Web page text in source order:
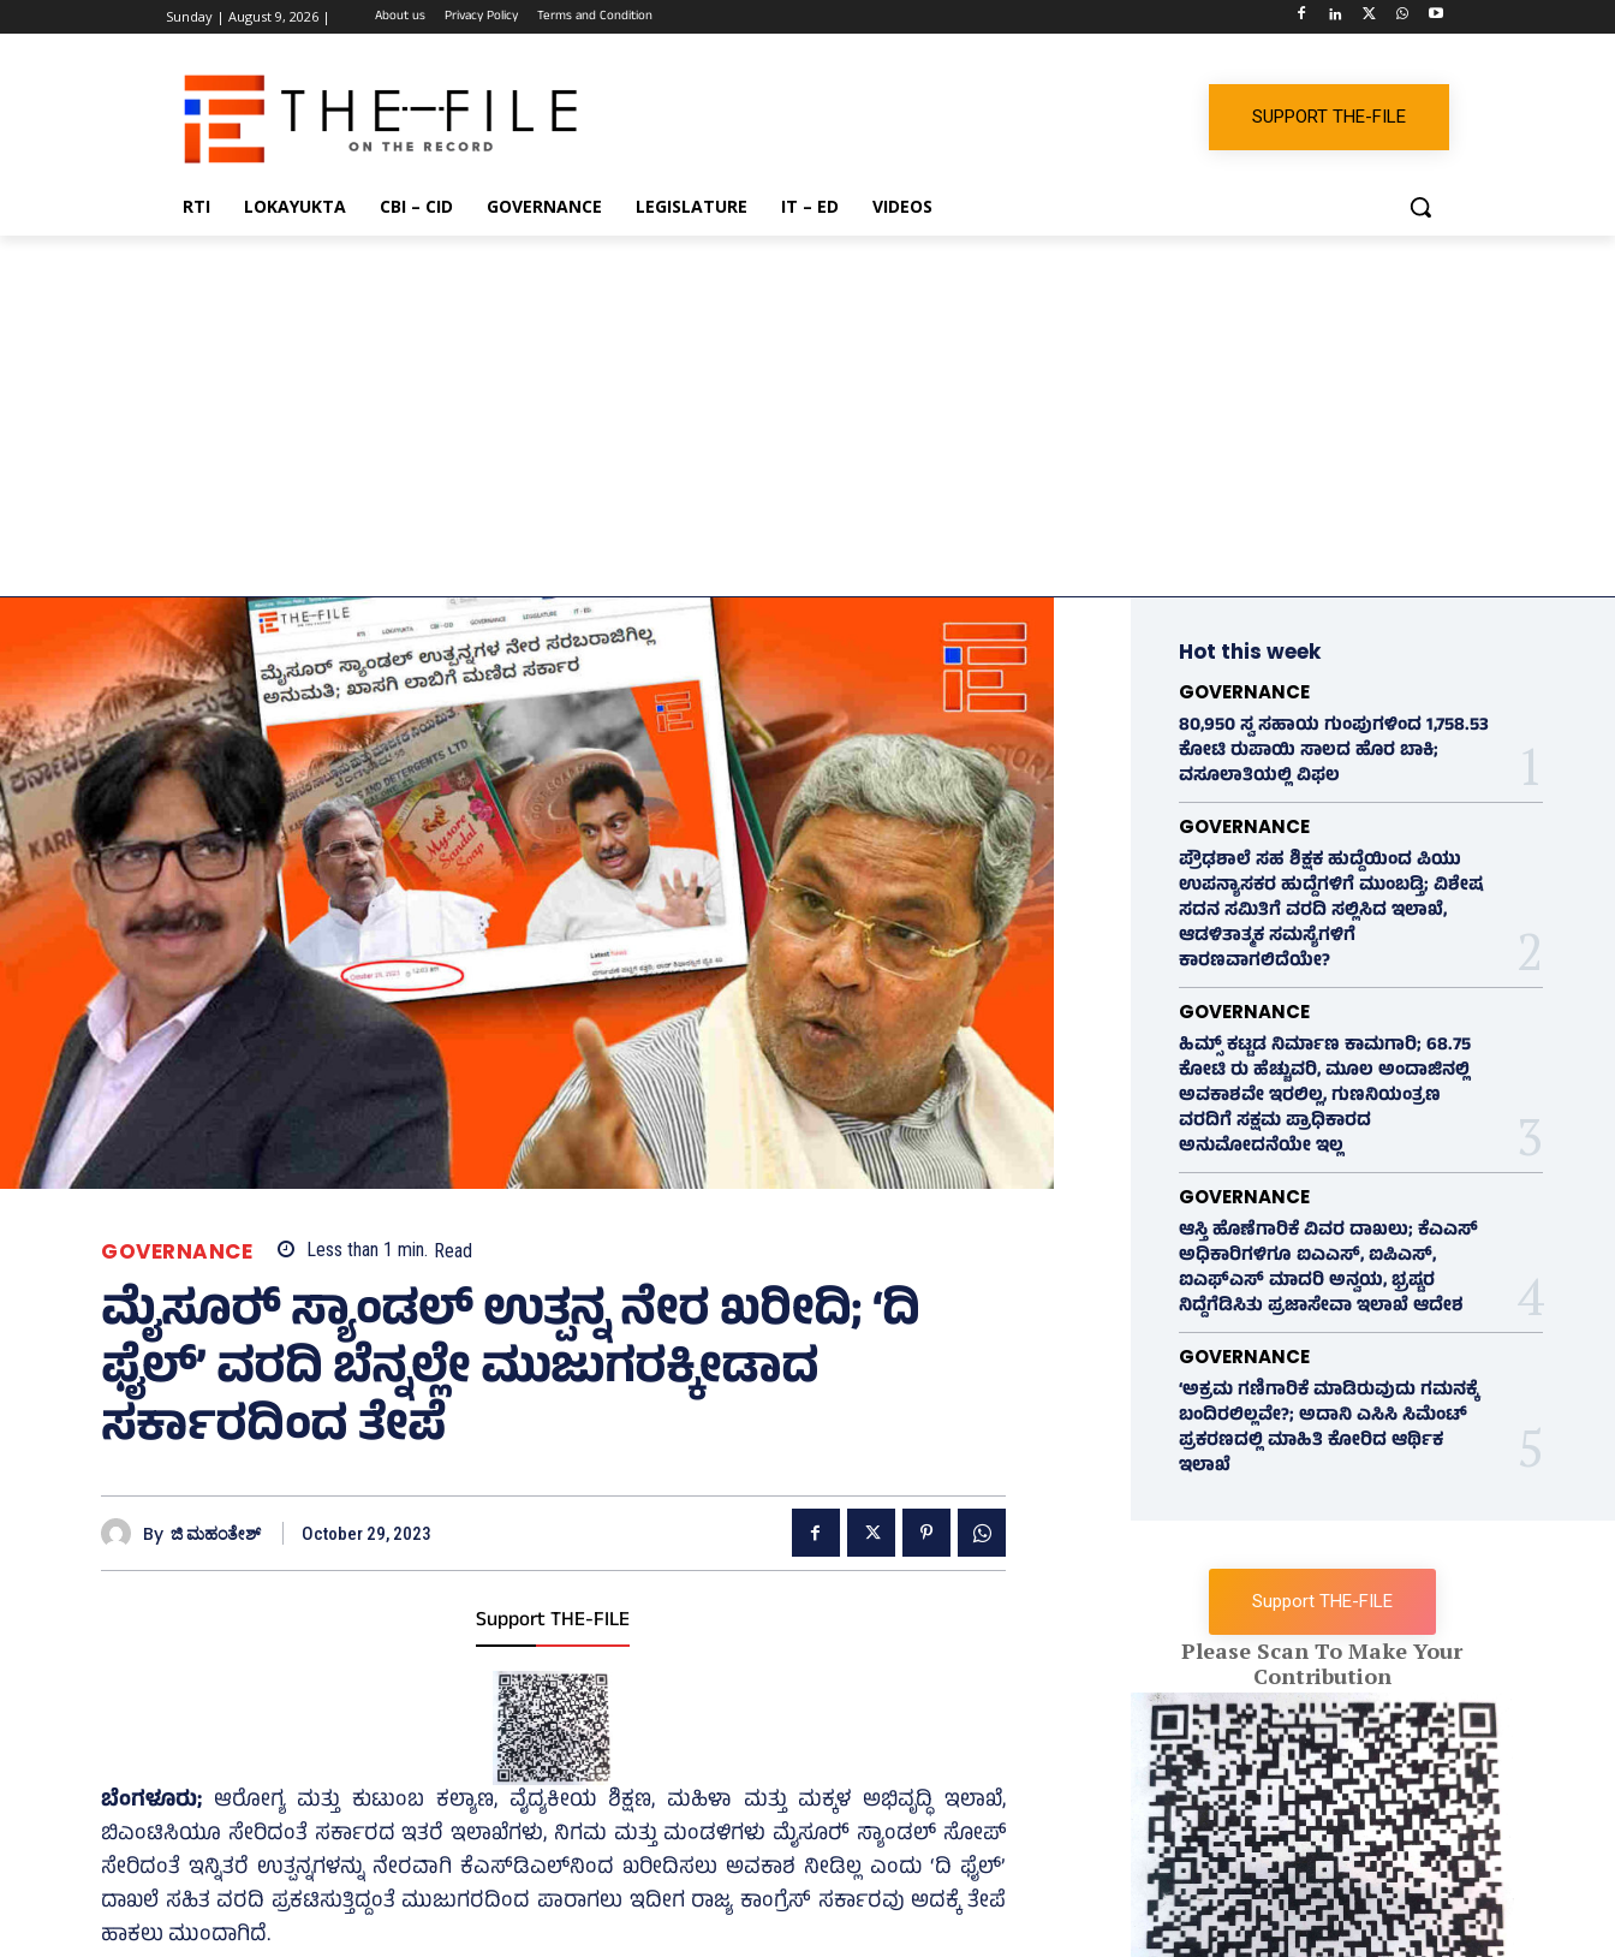
Sunday | August 9, 2026 | About us Privacy Policy Terms and Condition
SUPPORT THE-FILE
RTI LOKAYUKTA CBI – CID GOVERNANCE LEGISLATURE IT – ED VIDEOS
GOVERNANCE Less than 1 min. Read
ಮೈಸೂರ್‍‌ ಸ್ಯಾಂಡಲ್‌ ಉತ್ಪನ್ನ ನೇರ ಖರೀದಿ; ‘ದಿ
ಫೈಲ್‌’ ವರದಿ ಬೆನ್ನಲ್ಲೇ ಮುಜುಗರಕ್ಕೀಡಾದ
ಸರ್ಕಾರದಿಂದ ತೇಪೆ
By ಜಿ ಮಹಂತೇಶ್ October 29, 2023
Support THE-FILE
ಬೆಂಗಳೂರು; ಆರೋಗ್ಯ ಮತ್ತು ಕುಟುಂಬ ಕಲ್ಯಾಣ, ವೈದ್ಯಕೀಯ ಶಿಕ್ಷಣ, ಮಹಿಳಾ ಮತ್ತು ಮಕ್ಕಳ ಅಭಿವೃದ್ಧಿ ಇಲಾಖೆ,
ಬಿಎಂಟಿಸಿಯೂ ಸೇರಿದಂತೆ ಸರ್ಕಾರದ ಇತರೆ ಇಲಾಖೆಗಳು, ನಿಗಮ ಮತ್ತು ಮಂಡಳಿಗಳು ಮೈಸೂರ್‍‌ ಸ್ಯಾಂಡಲ್‌ ಸೋಪ್‌
ಸೇರಿದಂತೆ ಇನ್ನಿತರೆ ಉತ್ಪನ್ನಗಳನ್ನು ನೇರವಾಗಿ ಕೆಎಸ್‌ಡಿಎಲ್‌ನಿಂದ ಖರೀದಿಸಲು ಅವಕಾಶ ನೀಡಿಲ್ಲ ಎಂದು ‘ದಿ ಫೈಲ್‌’
ದಾಖಲೆ ಸಹಿತ ವರದಿ ಪ್ರಕಟಿಸುತ್ತಿದ್ದಂತೆ ಮುಜುಗರದಿಂದ ಪಾರಾಗಲು ಇದೀಗ ರಾಜ್ಯ ಕಾಂಗ್ರೆಸ್‌ ಸರ್ಕಾರವು ಅದಕ್ಕೆ ತೇಪೆ
ಹಾಕಲು ಮುಂದಾಗಿದೆ.
Hot this week
GOVERNANCE
80,950 ಸ್ವ ಸಹಾಯ ಗುಂಪುಗಳಿಂದ 1,758.53
ಕೋಟಿ ರುಪಾಯಿ ಸಾಲದ ಹೊರ ಬಾಕಿ;
ವಸೂಲಾತಿಯಲ್ಲಿ ವಿಫಲ
GOVERNANCE
ಪ್ರೌಢಶಾಲೆ ಸಹ ಶಿಕ್ಷಕ ಹುದ್ದೆಯಿಂದ ಪಿಯು
ಉಪನ್ಯಾಸಕರ ಹುದ್ದೆಗಳಿಗೆ ಮುಂಬಡ್ತಿ; ವಿಶೇಷ
ಸದನ ಸಮಿತಿಗೆ ವರದಿ ಸಲ್ಲಿಸಿದ ಇಲಾಖೆ,
ಆಡಳಿತಾತ್ಮಕ ಸಮಸ್ಯೆಗಳಿಗೆ
ಕಾರಣವಾಗಲಿದೆಯೇ?
GOVERNANCE
ಹಿಮ್ಸ್‌ ಕಟ್ಟಡ ನಿರ್ಮಾಣ ಕಾಮಗಾರಿ; 68.75
ಕೋಟಿ ರು ಹೆಚ್ಚುವರಿ, ಮೂಲ ಅಂದಾಜಿನಲ್ಲಿ
ಅವಕಾಶವೇ ಇರಲಿಲ್ಲ, ಗುಣನಿಯಂತ್ರಣ
ವರದಿಗೆ ಸಕ್ಷಮ ಪ್ರಾಧಿಕಾರದ
ಅನುಮೋದನೆಯೇ ಇಲ್ಲ
GOVERNANCE
ಆಸ್ತಿ ಹೊಣೆಗಾರಿಕೆ ವಿವರ ದಾಖಲು; ಕೆಎಎಸ್
ಅಧಿಕಾರಿಗಳಿಗೂ ಐಎಎಸ್‌, ಐಪಿಎಸ್‌,
ಐಎಫ್‌ಎಸ್‌ ಮಾದರಿ ಅನ್ವಯ, ಭ್ರಷ್ಟರ
ನಿದ್ದೆಗೆಡಿಸಿತು ಪ್ರಜಾಸೇವಾ ಇಲಾಖೆ ಆದೇಶ
GOVERNANCE
‘ಅಕ್ರಮ ಗಣಿಗಾರಿಕೆ ಮಾಡಿರುವುದು ಗಮನಕ್ಕೆ
ಬಂದಿರಲಿಲ್ಲವೇ?; ಅದಾನಿ ಎಸಿಸಿ ಸಿಮೆಂಟ್
ಪ್ರಕರಣದಲ್ಲಿ ಮಾಹಿತಿ ಕೋರಿದ ಆರ್ಥಿಕ
ಇಲಾಖೆ
Support THE-FILE
Please Scan To Make Your
Contribution